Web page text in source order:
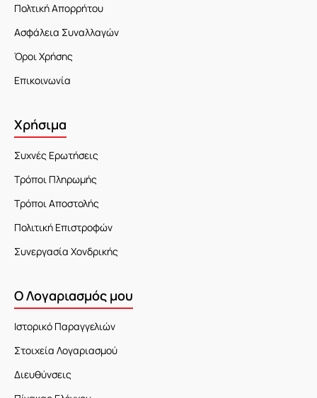
Πολτική Απορρήτου
Ασφάλεια Συναλλαγών
Όροι Χρήσης
Επικοινωνία
Χρήσιμα
Συχνές Ερωτήσεις
Τρόποι Πληρωμής
Τρόποι Αποστολής
Πολιτική Επιστροφών
Συνεργασία Χονδρικής
Ο Λογαριασμός μου
Ιστορικό Παραγγελιών
Στοιχεία Λογαριασμού
Διευθύνσεις